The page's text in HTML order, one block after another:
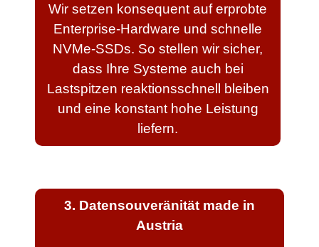
Wir setzen konsequent auf erprobte
Enterprise-Hardware und schnelle
NVMe-SSDs. So stellen wir sicher,
dass Ihre Systeme auch bei
Lastspitzen reaktionsschnell bleiben
und eine konstant hohe Leistung
liefern.
3. Datensouveränität made in
Austria